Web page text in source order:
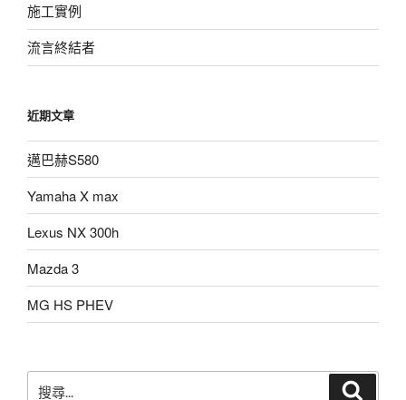
施工實例
流言終結者
近期文章
邁巴赫S580
Yamaha X max
Lexus NX 300h
Mazda 3
MG HS PHEV